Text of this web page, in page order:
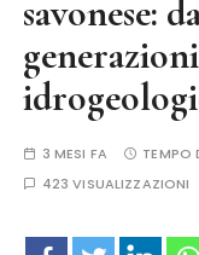
savonese:
3 MESI FA TEMPO
423 VISUALIZZAZIONI